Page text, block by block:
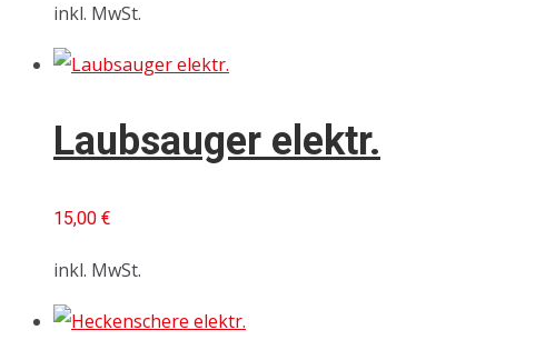
inkl. MwSt.
Laubsauger elektr.
15,00 €
inkl. MwSt.